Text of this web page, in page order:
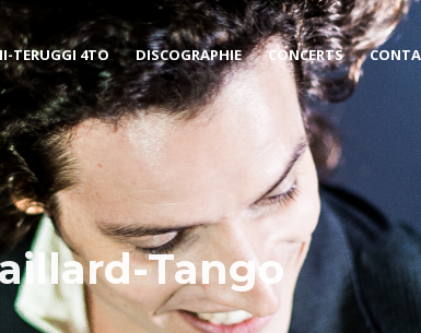
TERUGGI 4TO DISCOGRAPHIE CONCERTS
Tango